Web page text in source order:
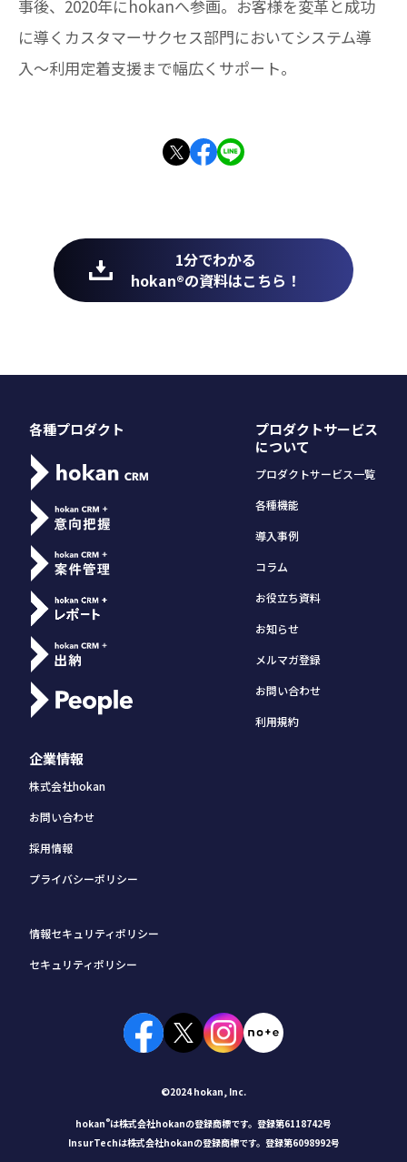
事後、2020年にhokanへ参画。お客様を変革と成功
に導くカスタマーサクセス部門においてシステム導
入〜利用定着支援まで幅広くサポート。
1分でわかる
hokan®︎の資料はこちら！
各種プロダクト
企業情報
株式会社hokan
お問い合わせ
採用情報
プライバシーポリシー
情報セキュリティポリシー
セキュリティポリシー
プロダクトサービス
について
プロダクトサービス一覧
各種機能
導入事例
コラム
お役立ち資料
お知らせ
メルマガ登録
お問い合わせ
利用規約
©2024 hokan, Inc.
hokan®は株式会社hokanの登録商標です。登録第6118742号
InsurTechは株式会社hokanの登録商標です。登録第6098992号